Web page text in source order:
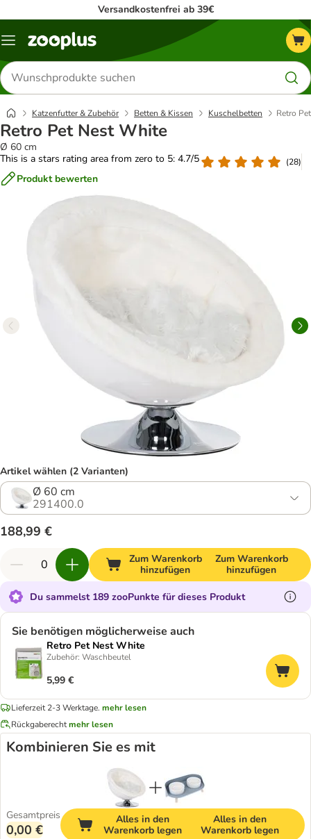
Versandkostenfrei ab 39€
Menü
Produkte
suchen
Katzenfutter & Zubehör Betten & Kissen Kuschelbetten Retro
Retro Pet Nest White
Ø 60 cm
This is a stars rating area from zero to 5: 4.7/5
(28)
Produkt bewerten
Artikel wählen (2 Varianten)
Ø 60 cm
291400.0
188,99 €
Zum Warenkorb
hinzufügen
Zum Warenkorb
hinzufügen
Du sammelst 189 zooPunkte für dieses Produkt
Sie benötigen möglicherweise auch
Retro Pet Nest White
Zubehör: Waschbeutel
5,99 €
Lieferzeit 2-3 Werktage. mehr lesen
Rückgaberechtmehr lesen
Kombinieren Sie es mit
Gesamtpreis
0,00 €
Alles in den
Warenkorb legen
Alles in den
Warenkorb legen